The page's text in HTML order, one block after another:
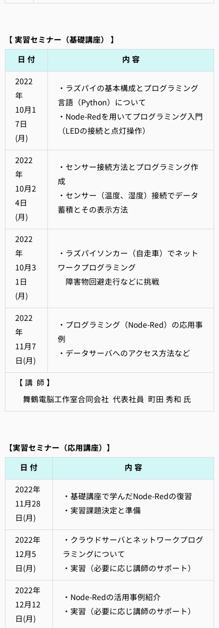
【 実習セミナー（基礎講座） 】
日 付
内 容
2022
年
10月1
7日
(月)
・ラズパイの基本構成とプログラミング
言語（Python）について
・Node-Redを用いてプログラミング入門
（LEDの接続と点灯操作）
2022
年
10月2
4日
(月)
・センサー接続方法とプログラミング作
成
・センサー（温度、湿度）接続でデータ
蓄積とその表示方法
2022
年
10月3
1日
(月)
・ラズパイソンカー（自走車）でネット
ワークプログラミング
障害物回避走行などに挑戦
2022
年
11月7
日(月)
・プログラミング（Node-Red）の応用事
例
・データサーバへのアクセス方法など
【 講 師 】
舞鶴電脳工作室合同会社 代表社員 町田 秀和 氏
【実習セミナー（応用講座）】
日 付
内 容
2022年
11月28
日(月)
・基礎講座で学んだNode-Redの復習
・実習課題決定と準備
2022年
12月5
日(月)
・クラウドサーバとネットワークプログ
ラミングについて
・実習（必要に応じ講師のサポート）
2022年
12月12
日(月)
・Node-Redの活用事例紹介
・実習（必要に応じ講師のサポート）